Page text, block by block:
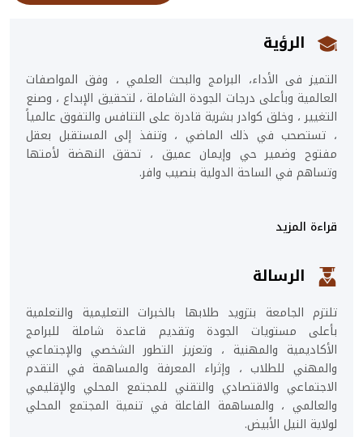
الرؤية
التميز فى الأداء، البرامج والبحث العلمي ، وفق المواصفات
العالمية وبأعلى درجات الجودة الشاملة ، لتحقيق الإبداع ، وصنع
التغيير ، وخلق كوادر بشرية قادرة على التنافس والتفوق عالمياً
، تستصحب في ذلك الماضي ، وتنفذ إلى المستقبل بعقل
مفتوح وضمير حي وإيمان عميق ، تحقق النهضة لأمتها
وتساهم في الساحة الدولية بنصيب وافر.
قراءة المزيد
الرسالة
تلتزم الجامعة بتزويد طلابها بالخبرات التعليمية والتعلمية
بأعلى مستويات الجودة وتقديم قاعدة شاملة للبرامج
الأكاديمية والمهنية ، وتعزيز التطور الشخصي والإجتماعي
والمهني للطلاب ، وإثراء المعرفة والمساهمة في التقدم
الاجتماعي والاقتصادي والتقني للمجتمع المحلي والإقليمي
والعالمي ، والمساهمة الفاعلة في تنمية المجتمع المحلي
لولاية النيل الأبيض.